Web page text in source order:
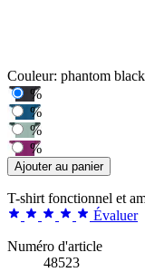
Couleur: phantom black
%
%
%
%
Ajouter au panier
T-shirt fonctionnel et
Évaluer
Numéro d'article
48523